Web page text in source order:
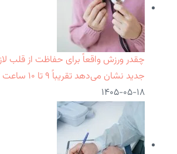
چقدر ورزش واقعاً برای حفاظت از قلب
جدید نشان می‌دهد تقریباً ۹ تا ۱۰ ساعت در هفته
۱۴۰۵-۰۵-۱۸